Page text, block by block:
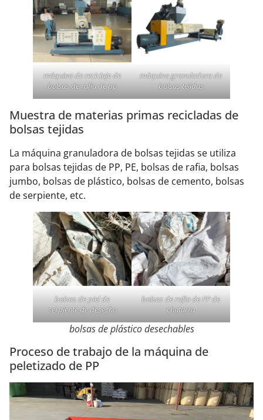
máquina de reciclaje de
bolsas de rafia de pp
máquina granuladora de
bolsas tejidas
Muestra de materias primas recicladas de
bolsas tejidas
La máquina granuladora de bolsas tejidas se utiliza
para bolsas tejidas de PP, PE, bolsas de rafia, bolsas
jumbo, bolsas de plástico, bolsas de cemento, bolsas
de serpiente, etc.
bolsas de piel de
serpiente de desecho
bolsas de rafia de PP de
chatarra
bolsas de plástico desechables
Proceso de trabajo de la máquina de
peletizado de PP